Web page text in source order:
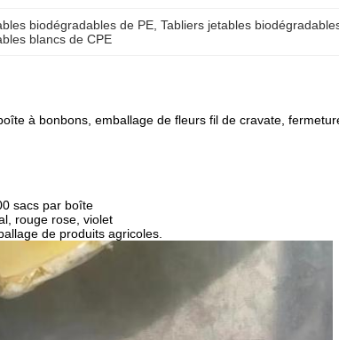
biodégradables de PE , Tabliers jetables
blancs de CPE
à bonbons, emballage de fleurs fil de cravate,
sacs par boîte
rouge rose, violet
de produits agricoles.